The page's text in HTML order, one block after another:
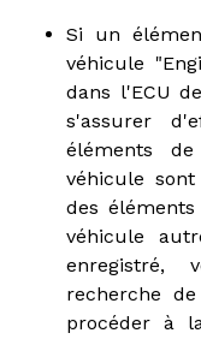
Si un
véhicule
dans l'ECU
s'assurer
éléments
véhicule
des
véhicule
enregistré,
recherche
procéder à